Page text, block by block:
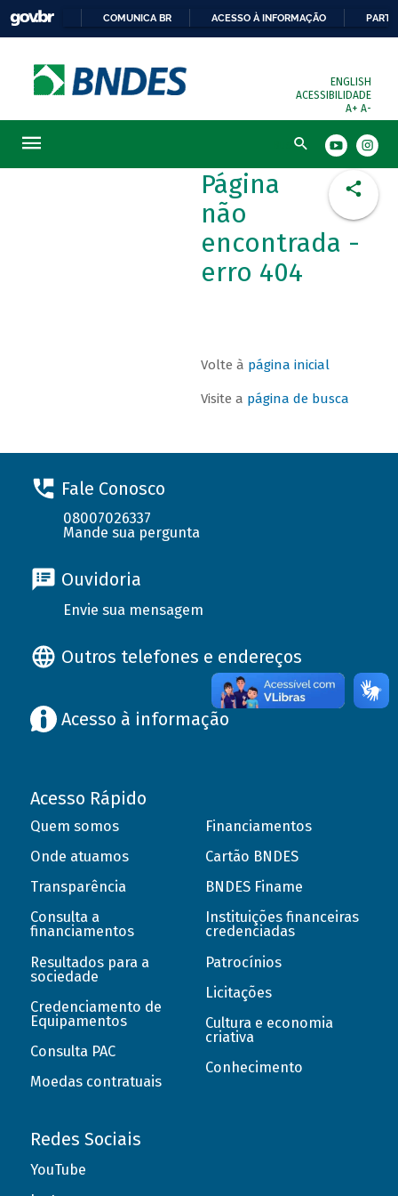
COMUNICA BR ACESSO À INFORMAÇÃO
ENGLISH
ACESSIBILIDADE
A+ A-
Busca
Página
não
encontrada -
erro 404
Volte à página inicial
Visite a página de busca
Fale Conosco
08007026337
Mande sua pergunta
Ouvidoria
Envie sua mensagem
Outros telefones e endereços
Acesso à informação
Acesso Rápido
Quem somos
Onde atuamos
Transparência
Consulta a
financiamentos
Resultados para a
sociedade
Credenciamento de
Equipamentos
Consulta PAC
Moedas contratuais
Financiamentos
Cartão BNDES
BNDES Finame
Instituições financeiras
credenciadas
Patrocínios
Licitações
Cultura e economia
criativa
Conhecimento
Redes Sociais
YouTube